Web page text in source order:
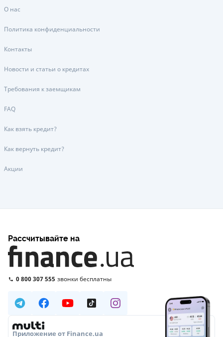
О нас
Политика конфиденциальности
Контакты
Новости и статьи о кредитах
Требования к заемщикам
FAQ
Как взять кредит?
Как вернуть кредит?
Акции
Рассчитывайте на
0 800 307 555 звонки бесплатны
Приложение от Finance.ua